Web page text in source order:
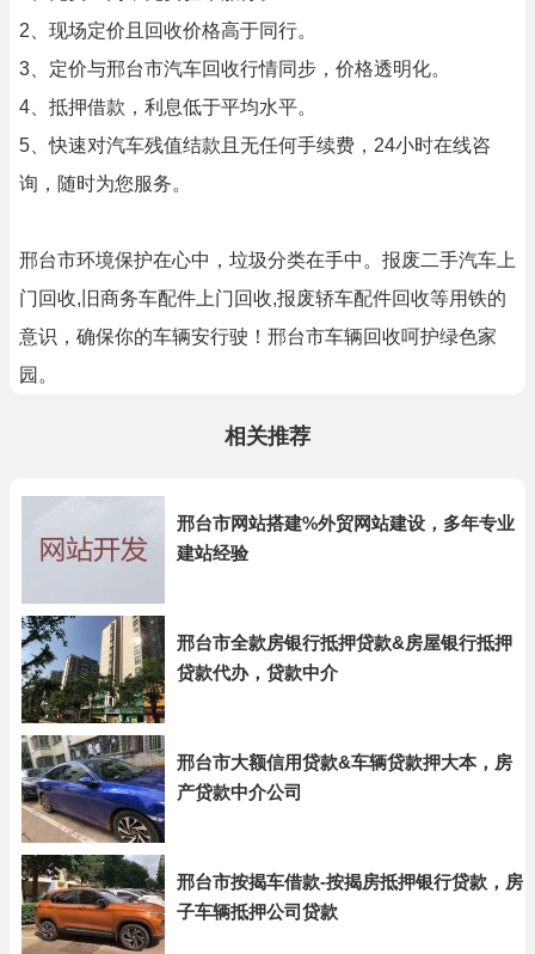
2、现场定价且回收价格高于同行。
3、定价与邢台市汽车回收行情同步，价格透明化。
4、抵押借款，利息低于平均水平。
5、快速对汽车残值结款且无任何手续费，24小时在线咨
询，随时为您服务。
邢台市环境保护在心中，垃圾分类在手中。报废二手汽车上
门回收,旧商务车配件上门回收,报废轿车配件回收等用铁的
意识，确保你的车辆安行驶！邢台市车辆回收呵护绿色家
园。
相关推荐
邢台市网站搭建%外贸网站建设，多年专业
建站经验
邢台市全款房银行抵押贷款&房屋银行抵押
贷款代办，贷款中介
邢台市大额信用贷款&车辆贷款押大本，房
产贷款中介公司
邢台市按揭车借款-按揭房抵押银行贷款，房
子车辆抵押公司贷款